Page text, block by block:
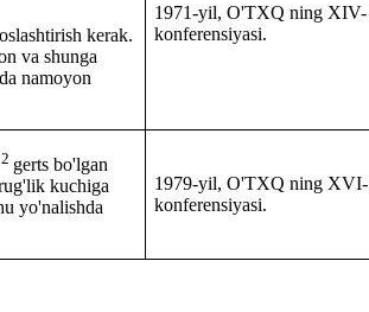
kerak.
va shunga
namoyon
1971-yil, O'TXQ ning XIV-
konferensiyasi.
gerts bo'lgan
kuchiga
yo'nalishda
1979-yil, O'TXQ ning XVI-
konferensiyasi.